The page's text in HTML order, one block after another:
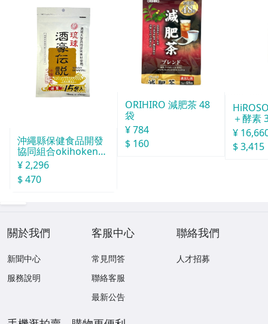
沖繩縣保健食品開發
協同組合okihoken琉
球酒豪傳說 15包入
¥ 2,296
$ 470
ORIHIRO 減肥茶 48
袋
¥ 784
$ 160
＋酵素
¥
$ 3,415
關於我們
新聞中心
服務說明
客服中心
常見問答
聯絡客服
最新公告
聯絡我們
人才招募